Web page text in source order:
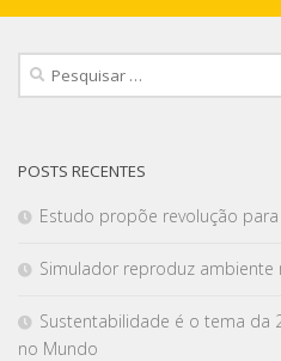
POSTS RECENTES
Estudo propõe revolução
Simulador reproduz
Sustentabilidade é o tema da
no Mundo